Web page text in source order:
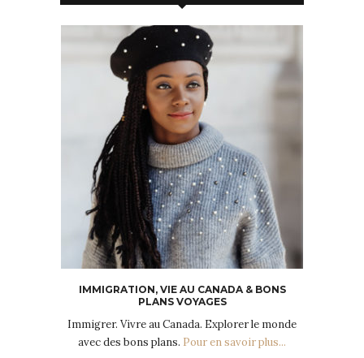
IMMIGRATION, VIE AU CANADA & BONS
PLANS VOYAGES
Immigrer. Vivre au Canada. Explorer le monde
avec des bons plans. Pour en savoir plus...